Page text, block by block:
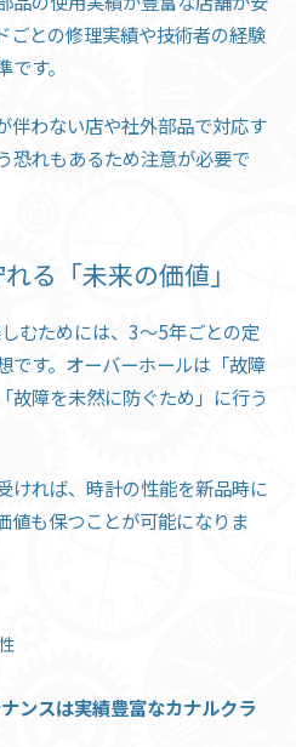
ごとの修理実績や技術者の経験
す。
伴わない店や社外部品で対応す
恐れもあるため注意が必要で
る「未来の価値」
むためには、3〜5年ごとの定
です。オーバーホールは「故障
故障を未然に防ぐため」に行う
ければ、時計の性能を新品時に
値も保つことが可能になりま
ンスは実績豊富なカナルクラ